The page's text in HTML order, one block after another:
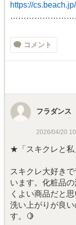
https://
コメント
フラダンス
2026/04/20
★「スキクレと
スキクレ大好き
います。化粧品
くよい商品だと
洗い上がりが良
す。🍋